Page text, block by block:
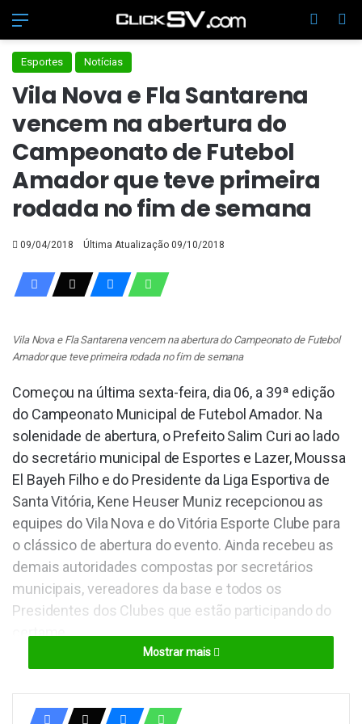
Esportes Notícias
Vila Nova e Fla Santarena
vencem na abertura do
Campeonato de Futebol
Amador que teve primeira
rodada no fim de semana
09/04/2018 Última Atualização 09/10/2018
Vila Nova e Fla Santarena vencem na abertura do Campeonato de Futebol
Amador que teve primeira rodada no fim de semana
Começou na última sexta-feira, dia 06, a 39ª edição
do Campeonato Municipal de Futebol Amador. Na
solenidade de abertura, o Prefeito Salim Curi ao lado
do secretário municipal de Esportes e Lazer, Moussa
El Bayeh Filho e do Presidente da Liga Esportiva de
Santa Vitória, Kene Heuser Muniz recepcionou as
equipes do Vila Nova e do Vitória Esporte Clube para
o clássico de abertura do evento. Ainda recebeu as
demais autoridades compostas por secretários
municipais, vereadores da base e todos os
Presidentes dos Clubes que estão participando do
certame.
O prefeito Salim Curi, parabenizou todos os
desportistas e afirmou que o município conta com
atletas de alto rendimento que representam muito
Mostrar mais